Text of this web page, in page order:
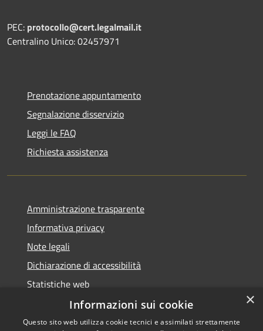
PEC: protocollo@cert.legalmail.it
Centralino Unico: 02457971
Prenotazione appuntamento
Segnalazione disservizio
Leggi le FAQ
Richiesta assistenza
Amministrazione trasparente
Informativa privacy
Note legali
Dichiarazione di accessibilità
Statistiche web
×
Informazioni sui cookie
Questo sito web utilizza cookie tecnici e assimilati strettamente